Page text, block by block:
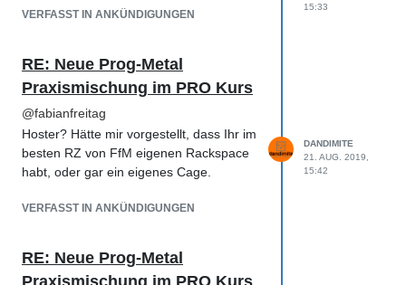
VERFASST IN ANKÜNDIGUNGEN
15:33
RE: Neue Prog-Metal
Praxismischung im PRO Kurs
@fabianfreitag
Hoster? Hätte mir vorgestellt, dass Ihr im
besten RZ von FfM eigenen Rackspace
habt, oder gar ein eigenes Cage.
VERFASST IN ANKÜNDIGUNGEN
DANDIMITE
21. AUG. 2019,
15:42
RE: Neue Prog-Metal